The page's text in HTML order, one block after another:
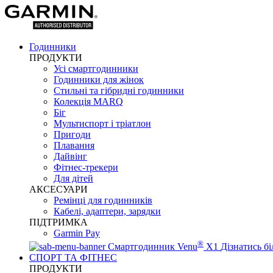
Годинники
ПРОДУКТИ
Усі смартгодинники
Годинники для жінок
Стильні та гібридні годинники
Колекція MARQ
Біг
Мультиспорт і тріатлон
Пригоди
Плавання
Дайвінг
Фітнес-трекери
Для дітей
АКСЕСУАРИ
Ремінці для годинників
Кабелі, адаптери, зарядки
ПІДТРИМКА
Garmin Pay
Смартгодинник Venu® X1 Дізнатись
СПОРТ ТА ФІТНЕС
ПРОДУКТИ